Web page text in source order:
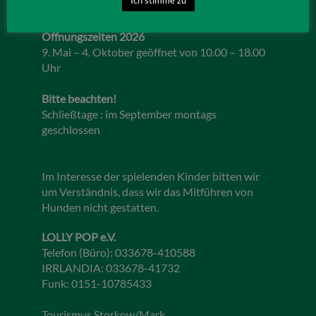
Öffnungszeiten 2026
9. Mai – 4. Oktober geöffnet von 10.00 – 18.00
Uhr
Bitte beachten!
Schließtage : im September montags
geschlossen
Im Interesse der spielenden Kinder bitten wir
um Verständnis, dass wir das Mitführen von
Hunden nicht gestatten.
LOLLY POP e.V.
Telefon (Büro): 033678-410588
IRRLANDIA: 033678-41732
Funk: 0151-10785433